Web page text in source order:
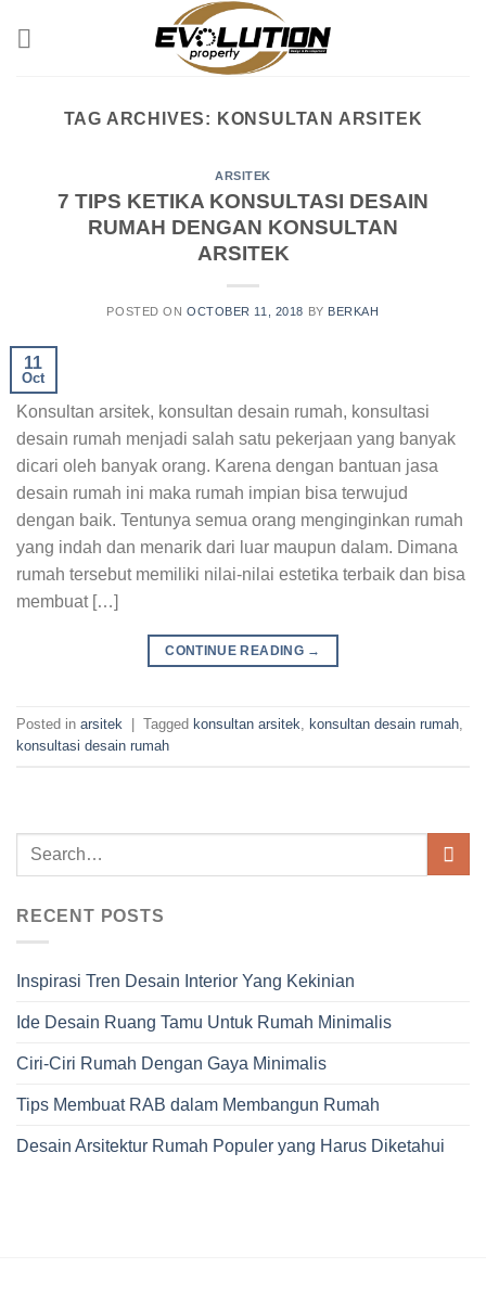
TAG ARCHIVES: KONSULTAN ARSITEK
ARSITEK
7 TIPS KETIKA KONSULTASI DESAIN
RUMAH DENGAN KONSULTAN
ARSITEK
POSTED ON OCTOBER 11, 2018 BY BERKAH
11
Oct
Konsultan arsitek, konsultan desain rumah, konsultasi
desain rumah menjadi salah satu pekerjaan yang banyak
dicari oleh banyak orang. Karena dengan bantuan jasa
desain rumah ini maka rumah impian bisa terwujud
dengan baik. Tentunya semua orang menginginkan rumah
yang indah dan menarik dari luar maupun dalam. Dimana
rumah tersebut memiliki nilai-nilai estetika terbaik dan bisa
membuat […]
CONTINUE READING →
Posted in arsitek Tagged konsultan arsitek konsultan desain rumah
konsultasi desain rumah
RECENT POSTS
Inspirasi Tren Desain Interior Yang Kekinian
Ide Desain Ruang Tamu Untuk Rumah Minimalis
Ciri-Ciri Rumah Dengan Gaya Minimalis
Tips Membuat RAB dalam Membangun Rumah
Desain Arsitektur Rumah Populer yang Harus Diketahui